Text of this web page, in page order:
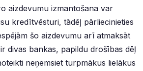
aizdevumu izmantošana var
kredītvēsturi, tādēļ pārliecinieties
šo aizdevumu arī atmaksāt
divas bankas, papildu drošības dēļ
neņemsiet turpmākus lielākus